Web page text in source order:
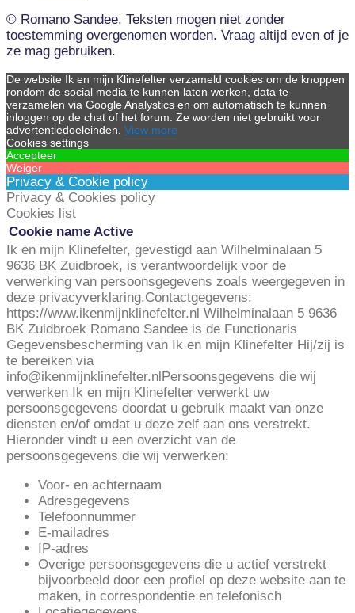
© Romano Sandee. Teksten mogen niet zonder
toestemming overgenomen worden. Vraag altijd even of je
ze mag gebruiken.
De website Ik en mijn Klinefelter verzameld cookies om de knoppen
rondom de social media te kunnen laten werken, data te
verzamelen via Google Analystics en om automatisch te kunnen
inloggen op de chat of het forum. Ze worden niet gebruikt voor
advertentiedoeleinden. View more
Cookies settings
Accepteer
Weiger
Privacy & Cookie policy
Privacy & Cookies policy
Cookies list
Cookie name Active
Ik en mijn Klinefelter, gevestigd aan Wilhelminalaan 5
9636 BK Zuidbroek, is verantwoordelijk voor de
verwerking van persoonsgegevens zoals weergegeven in
deze privacyverklaring.Contactgegevens:
https://www.ikenmijnklinefelter.nl Wilhelminalaan 5 9636
BK Zuidbroek Romano Sandee is de Functionaris
Gegevensbescherming van Ik en mijn Klinefelter Hij/zij is
te bereiken via
info@ikenmijnklinefelter.nlPersoonsgegevens die wij
verwerken Ik en mijn Klinefelter verwerkt uw
persoonsgegevens doordat u gebruik maakt van onze
diensten en/of omdat u deze zelf aan ons verstrekt.
Hieronder vindt u een overzicht van de
persoonsgegevens die wij verwerken:
Voor- en achternaam
Adresgegevens
Telefoonnummer
E-mailadres
IP-adres
Overige persoonsgegevens die u actief verstrekt
bijvoorbeeld door een profiel op deze website aan te
maken, in correspondentie en telefonisch